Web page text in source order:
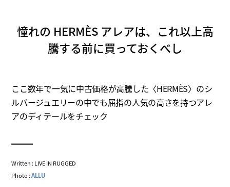
憧れの HERMÈS アレアは、これ以上高
騰する前に買っておくべし
ここ数年で一気に中古価格が高騰した〈HERMÈS〉のシ
ルバージュエリーの中でも屈指の人気の高さを持つアレ
アのディテールをチェック
Written : LIVE IN RUGGED
Photo :ALLU